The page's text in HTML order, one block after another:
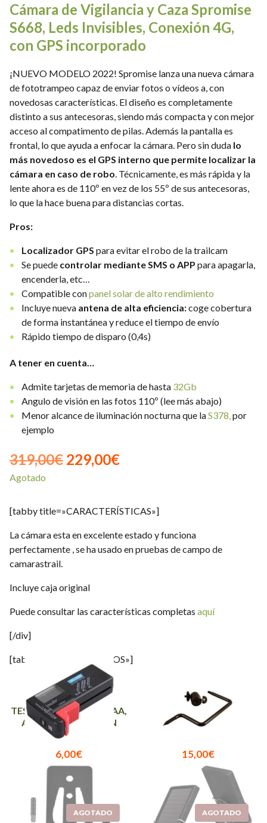
Cámara de Vigilancia y Caza Spromise
S668, Leds Invisibles, Conexión 4G,
con GPS incorporado
¡NUEVO MODELO 2022! Spromise lanza una nueva cámara
de fototrampeo capaz de enviar fotos o vídeos a, con
novedosas características. El diseño es completamente
distinto a sus antecesoras, siendo más compacta y con mejor
acceso al compatimento de pilas. Además la pantalla es
frontal, lo que ayuda a enfocar la cámara. Pero sin duda lo
más novedoso es el GPS interno que permite localizar la
cámara en caso de robo. Técnicamente, es más rápida y la
lente ahora es de 110º en vez de los 55º de sus antecesoras,
lo que la hace buena para distancias cortas.
Pros:
Localizador GPS para evitar el robo de la trailcam
Se puede controlar mediante SMS o APP para apagarla,
encenderla, etc…
Compatible conpanel solar de alto rendimiento
Incluye nueva antena de alta eficiencia:coge cobertura
de forma instantánea y reduce el tiempo de envío
Rápido tiempo de disparo (0,4s)
A tener en cuenta…
Admite tarjetas de memoria de hasta 32Gb
Angulo de visión en las fotos 110º (lee más abajo)
Menor alcance de iluminación nocturna que laS378,por
ejemplo
319,00€ El
319,00€.
229,00€El
229,00€.
Agotado
[tabby title=»CARACTERÍSTICAS»]
La cámara esta en excelente estado y funciona
perfectamente , se ha usado en pruebas de campo de
camarastrail.
Incluye caja original
Puede consultar las características completas aquí
[/div]
[tabby title=»ACCESORIOS»]
TESTEADOR DE PILAS AA,
AAA, 9V Y DE BOTÓN
6,00€
SOPORTE CON
TORNILLO PARA
15,00€